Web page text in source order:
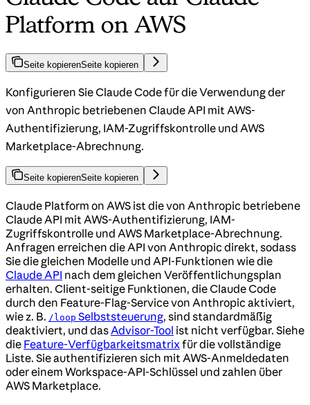
Platform on AWS
Seite kopierenSeite kopieren
Konfigurieren Sie Claude Code für die Verwendung der
von Anthropic betriebenen Claude API mit AWS-
Authentifizierung, IAM-Zugriffskontrolle und AWS
Marketplace-Abrechnung.
Seite kopierenSeite kopieren
Claude Platform on AWS ist die von Anthropic betriebene
Claude API mit AWS-Authentifizierung, IAM-
Zugriffskontrolle und AWS Marketplace-Abrechnung.
Anfragen erreichen die API von Anthropic direkt, sodass
Sie die gleichen Modelle und API-Funktionen wie die
Claude API nach dem gleichen Veröffentlichungsplan
erhalten. Client-seitige Funktionen, die Claude Code
durch den Feature-Flag-Service von Anthropic aktiviert,
wie z. B. /loop Selbststeuerung, sind standardmäßig
deaktiviert, und das Advisor-Tool ist nicht verfügbar. Siehe
die Feature-Verfügbarkeitsmatrixfür die vollständige
Liste. Sie authentifizieren sich mit AWS-Anmeldedaten
oder einem Workspace-API-Schlüssel und zahlen über
AWS Marketplace.